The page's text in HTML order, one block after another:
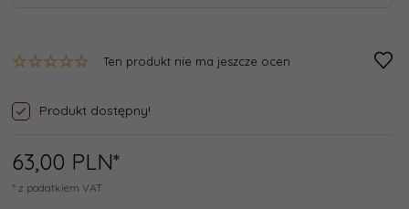
Ten produkt nie ma jeszcze ocen
Produkt dostępny!
63,00 PLN*
* z podatkiem VAT